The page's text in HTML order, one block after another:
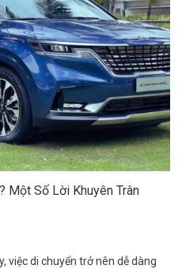
Một Số Lời Khuyên Trân
việc di chuyển trở nên dễ dàng